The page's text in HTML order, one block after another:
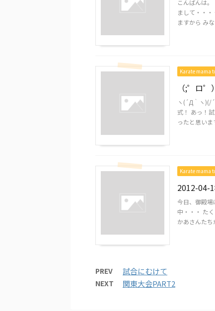
こんばんは
まして・・
ますから み
Karate mama
（;゜ロ
ヽ(´Д｀ヽ)(/
式！ あっ！
ったと思いま
Karate mama
2012-04-
今日、御殿
中・・・ た
かあさんた
PREV 試合にむけて
NEXT 関東大会PART2